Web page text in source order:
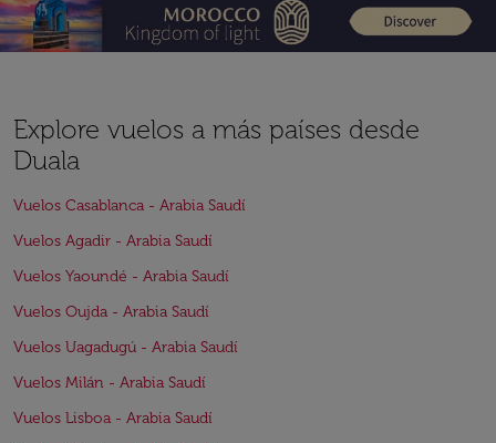
Explore vuelos a más países desde
Duala
Vuelos Casablanca - Arabia Saudí
Vuelos Agadir - Arabia Saudí
Vuelos Yaoundé - Arabia Saudí
Vuelos Oujda - Arabia Saudí
Vuelos Uagadugú - Arabia Saudí
Vuelos Milán - Arabia Saudí
Vuelos Lisboa - Arabia Saudí